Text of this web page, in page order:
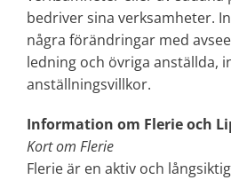
bedriver sina verksamheter.
några förändringar med
ledning och övriga anställda,
anställningsvillkor.
Information om Flerie och
Kort om Flerie
Flerie är en aktiv och